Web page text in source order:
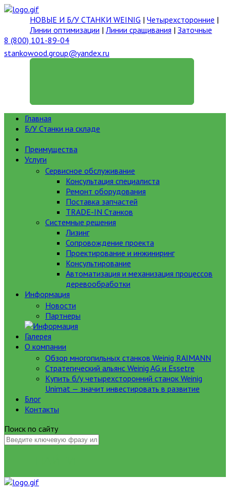
НОВЫЕ И Б/У СТАНКИ WEINIG | Четырехсторонние |
Линии оптимизации | Линии сращивания | Заточные
8 (800) 101-89-04
stankowood.group@yandex.ru
Главная
Б/У Станки на складе
Преимущества
Услуги
Сервисное обслуживание
Консультация специалиста
Ремонт оборудования
Поставка запчастей
TRADE-IN Станков
Системные решения
Лизинг
Сопровождение проекта
Проектирование и инжиниринг
Консультирование
Автоматизация и механизация процессов
деревообработки
Информация
Новости
Партнеры
Галерея
О компании
Обзор многопильных станков Weinig RAIMANN
Стратегический альянс Weinig AG и Essetre
Купить б/у четырехсторонний станок Weinig
Unimat — значит инвестировать в развитие
Блог
Контакты
Поиск по сайту